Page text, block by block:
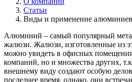
Статьи
Виды и применение
Алюминий – самый популярный
жалюзи. Жалюзи, изготовленные из
можно увидеть в офисных
компаний, но и множества других,
внешнему виду создают особую
последнее время, однако, они